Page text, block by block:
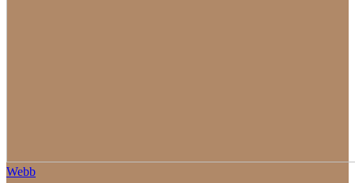
Webb